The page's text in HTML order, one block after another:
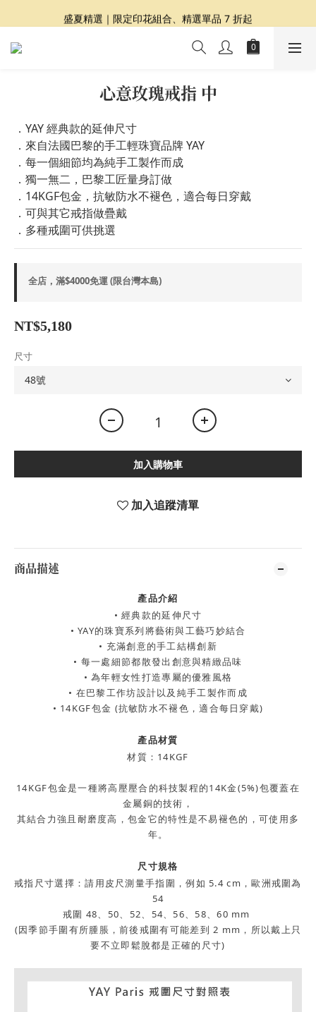
夏日提案 3 件再 8 折｜三種夏日風格一次收藏
盛夏精選｜限定印花組合、精選單品 7 折起
Dragon Diffusion 年度預購會展開｜7/30-8/30
心意玫瑰戒指 中
．YAY 經典款的延伸尺寸
．來自法國巴黎的手工輕珠寶品牌 YAY
．每一個細節均為純手工製作而成
．獨一無二，巴黎工匠量身訂做
．14KGF包金，抗敏防水不褪色，適合每日穿戴
．可與其它戒指做疊戴
．多種戒圍可供挑選
全店，滿$4000免運 (限台灣本島)
NT$5,180
尺寸
加入購物車
加入追蹤清單
商品描述
產品介紹
• 經典款的延伸尺寸
• YAY的珠寶系列將藝術與工藝巧妙結合
• 充滿創意的手工結構創新
• 每一處細節都散發出創意與精緻品味
• 為年輕女性打造專屬的優雅風格
• 在巴黎工作坊設計以及純手工製作而成
• 14KGF包金 (抗敏防水不褪色，適合每日穿戴)
產品材質
材質：14KGF
14KGF包金是一種將高壓壓合的科技製程的14K金(5%)包覆蓋在
金屬銅的技術，
其結合力強且耐磨度高，包金它的特性是不易褪色的，可使用多
年。
尺寸規格
戒指尺寸選擇：請用皮尺測量手指圍，例如 5.4 cm，歐洲戒圍為
54
戒圍 48、50、52、54、56、58、60 mm
(因季節手圍有所腫脹，前後戒圍有可能差到 2 mm，所以戴上只
要不立即鬆脫都是正確的尺寸)